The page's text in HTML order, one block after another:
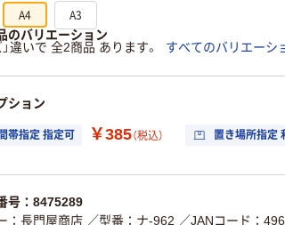
A4 A3
のバリエーション
」違いで 全2商品 あります。
すべてのバリエーシ
ション
帯指定 指定可 ￥385（税込） 置き場所指定
号：8475289
：長門屋商店 ／型番：ナ-962 ／JANコード：